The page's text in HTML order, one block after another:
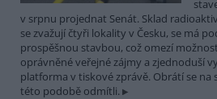
v srpnu projednat Senát. Sklad
se zvažují čtyři lokality v Česku, se má
prospěšnou stavbou, což omezí
oprávněné veřejné zájmy a zjednoduší
platforma v tiskové zprávě. Obrátí se na
této podobě odmítli.